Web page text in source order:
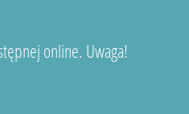
online. Uwaga!